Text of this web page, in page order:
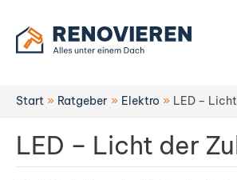
Inhalt
springen
Start Ratgeber Elektro LED –
LED – Licht der